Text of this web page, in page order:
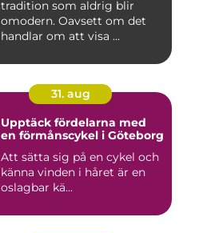
tradition som aldrig blir
omodern. Oavsett om det
handlar om att visa ...
31. aug
Upptäck fördelarna med
en förmånscykel i Göteborg
Att sätta sig på en cykel och
känna vinden i håret är en
oslagbar kä...